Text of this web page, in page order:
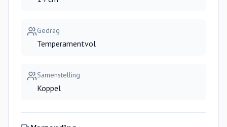
Gedrag
Temperamentvol
Samenstelling
Koppel